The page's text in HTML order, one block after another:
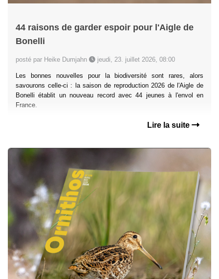
44 raisons de garder espoir pour l'Aigle de
Bonelli
posté par Heike Dumjahn jeudi, 23. juillet 2026, 08:00
Les bonnes nouvelles pour la biodiversité sont rares, alors
savourons celle-ci : la saison de reproduction 2026 de l'Aigle de
Bonelli établit un nouveau record avec 44 jeunes à l'envol en
France.
Lire la suite